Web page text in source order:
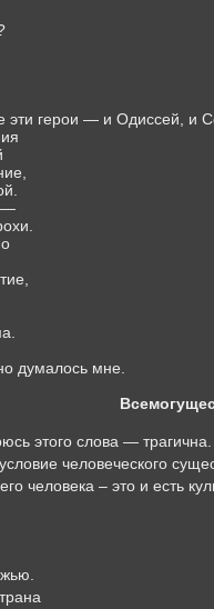
эти герои — и Одиссей, и
—
думалось мне.
этого слова — трагична.
человеческого
человека – это и есть